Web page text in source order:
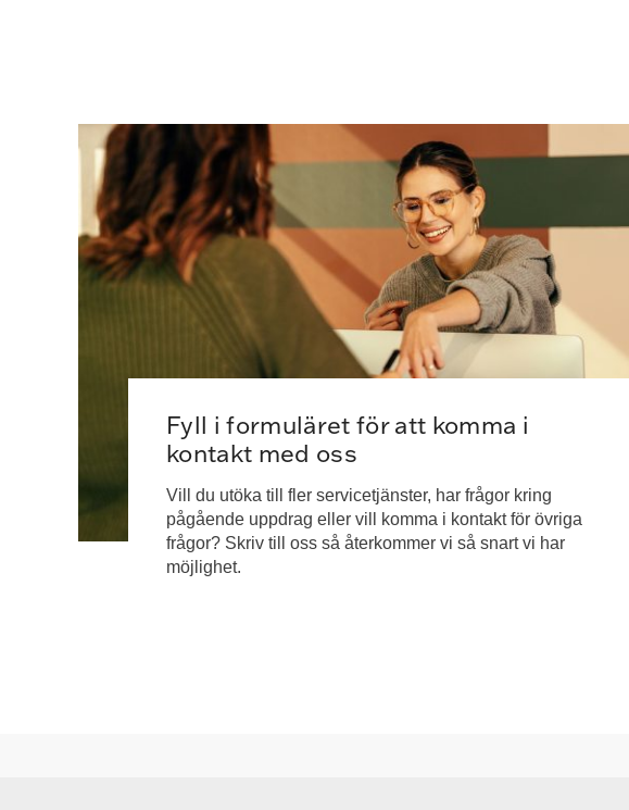
Fyll i formuläret för att komma i
kontakt med oss
Vill du utöka till fler servicetjänster, har frågor kring
pågående uppdrag eller vill komma i kontakt för övriga
frågor? Skriv till oss så återkommer vi så snart vi har
möjlighet.